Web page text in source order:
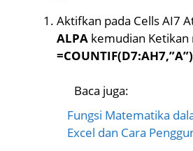
Aktifkan pada Cells AI7
ALPA kemudian Ketikan
=COUNTIF(D7:AH7,”A”)
Baca juga:
Fungsi Matematika
Excel dan Cara